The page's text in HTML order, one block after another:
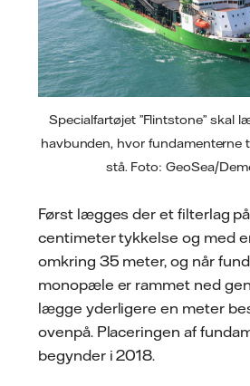
Specialfartøjet ”Flintstone” skal
havbunden, hvor fundamenterne
stå. Foto: GeoSea/
Først lægges der et filterlag
centimeter tykkelse og med
omkring 35 meter, og når
monopæle er rammet ned
lægge yderligere en meter
ovenpå. Placeringen af
begynder i 2018.